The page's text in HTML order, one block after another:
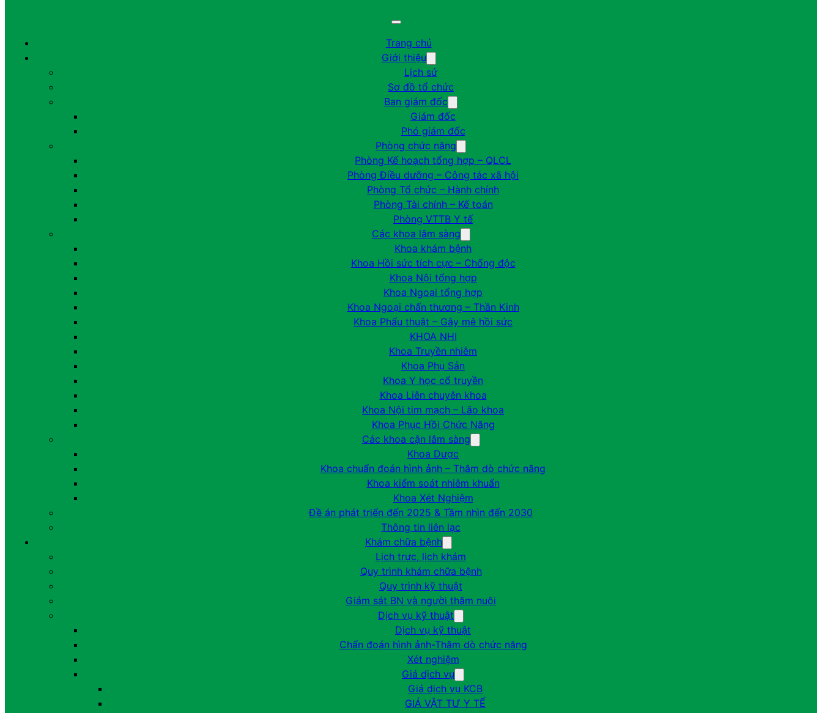
Trang chủ
Giới thiệu
Lịch sử
Sơ đồ tổ chức
Ban giám đốc
Giám đốc
Phó giám đốc
Phòng chức năng
Phòng Kế hoạch tổng hợp – QLCL
Phòng Điều dưỡng – Công tác xã hội
Phòng Tổ chức – Hành chính
Phòng Tài chính – Kế toán
Phòng VTTB Y tế
Các khoa lâm sàng
Khoa khám bệnh
Khoa Hồi sức tích cực – Chống độc
Khoa Nội tổng hợp
Khoa Ngoại tổng hợp
Khoa Ngoại chấn thương – Thần Kinh
Khoa Phẩu thuật – Gây mê hồi sức
KHOA NHI
Khoa Truyền nhiễm
Khoa Phụ Sản
Khoa Y học cổ truyền
Khoa Liên chuyên khoa
Khoa Nội tim mạch – Lão khoa
Khoa Phục Hồi Chức Năng
Các khoa cận lâm sàng
Khoa Dược
Khoa chuẩn đoán hình ảnh – Thăm dò chức năng
Khoa kiểm soát nhiễm khuẩn
Khoa Xét Nghiệm
Đề án phát triển đến 2025 & Tầm nhìn đến 2030
Thông tin liên lạc
Khám chữa bệnh
Lịch trực, lịch khám
Quy trình khám chữa bệnh
Quy trình kỹ thuật
Giám sát BN và người thăm nuôi
Dịch vụ kỹ thuật
Dịch vụ kỹ thuật
Chẩn đoán hình ảnh-Thăm dò chức năng
Xét nghiệm
Giá dịch vụ
Giá dịch vụ KCB
GIÁ VẬT TƯ Y TẾ